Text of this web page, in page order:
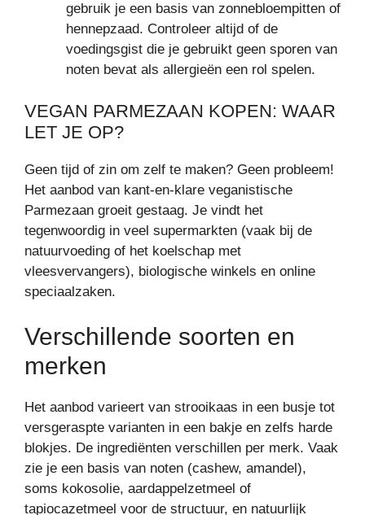
gebruik je een basis van zonnebloempitten of
hennepzaad. Controleer altijd of de
voedingsgist die je gebruikt geen sporen van
noten bevat als allergieën een rol spelen.
VEGAN PARMEZAAN KOPEN: WAAR
LET JE OP?
Geen tijd of zin om zelf te maken? Geen probleem!
Het aanbod van kant-en-klare veganistische
Parmezaan groeit gestaag. Je vindt het
tegenwoordig in veel supermarkten (vaak bij de
natuurvoeding of het koelschap met
vleesvervangers), biologische winkels en online
speciaalzaken.
Verschillende soorten en
merken
Het aanbod varieert van strooikaas in een busje tot
versgeraspte varianten in een bakje en zelfs harde
blokjes. De ingrediënten verschillen per merk. Vaak
zie je een basis van noten (cashew, amandel),
soms kokosolie, aardappelzetmeel of
tapiocazetmeel voor de structuur, en natuurlijk